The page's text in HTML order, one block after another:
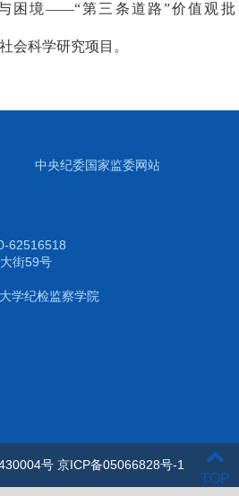
困境——“第三条道路”价值观批
会科学研究项目。
中央纪委国家监委网站
62516518
街59号
学纪检监察学院
号 京ICP备05066828号-1
TOP